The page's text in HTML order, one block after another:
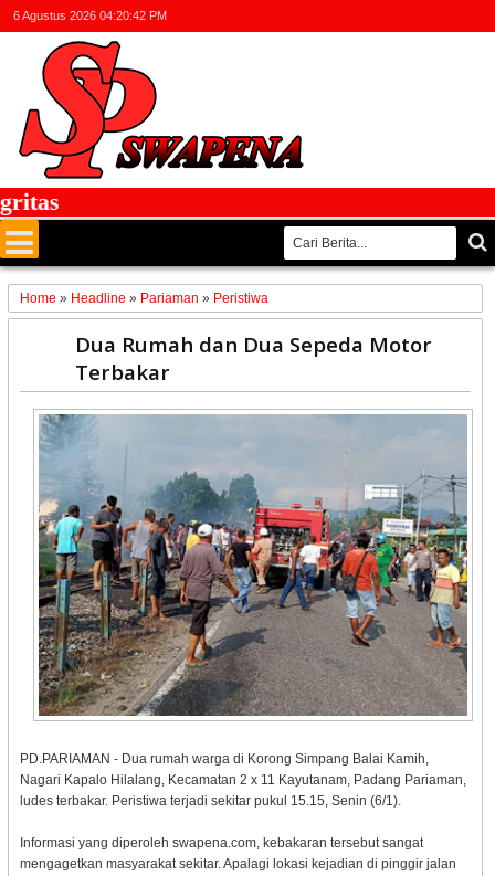
6 Agustus 2026 04:20:42 PM
Home » Headline » Pariaman » Peristiwa
Dua Rumah dan Dua Sepeda Motor
Terbakar
PD.PARIAMAN - Dua rumah warga di Korong Simpang Balai Kamih,
Nagari Kapalo Hilalang, Kecamatan 2 x 11 Kayutanam, Padang Pariaman,
ludes terbakar. Peristiwa terjadi sekitar pukul 15.15, Senin (6/1).
Informasi yang diperoleh swapena.com, kebakaran tersebut sangat
mengagetkan masyarakat sekitar. Apalagi lokasi kejadian di pinggir jalan